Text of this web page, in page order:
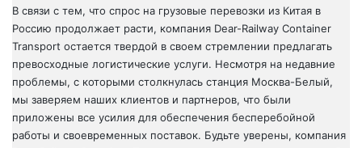
В связи с тем, что спрос на грузовые перевозки из Китая в
Россию продолжает расти, компания Dear-Railway Container
Transport остается твердой в своем стремлении предлагать
превосходные логистические услуги. Несмотря на недавние
проблемы, с которыми столкнулась станция Москва-Белый,
мы заверяем наших клиентов и партнеров, что были
приложены все усилия для обеспечения бесперебойной
работы и своевременных поставок. Будьте уверены, компания